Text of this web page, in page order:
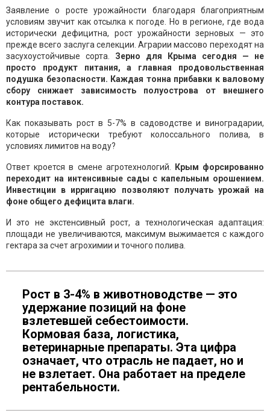
Заявление о росте урожайности благодаря благоприятным
условиям звучит как отсылка к погоде. Но в регионе, где вода
исторически дефицитна, рост урожайности зерновых — это
прежде всего заслуга селекции. Аграрии массово переходят на
засухоустойчивые сорта. Зерно для Крыма сегодня — не
просто продукт питания, а главная продовольственная
подушка безопасности. Каждая тонна прибавки к валовому
сбору снижает зависимость полуострова от внешнего
контура поставок.
Как показывать рост в 5-7% в садоводстве и виноградарии,
которые исторически требуют колоссального полива, в
условиях лимитов на воду?
Ответ кроется в смене агротехнологий.
Крым форсированно
переходит на интенсивные сады с капельным орошением.
Инвестиции в ирригацию позволяют получать урожай на
фоне общего дефицита влаги.
И это не экстенсивный рост, а технологическая адаптация:
площади не увеличиваются, максимум выжимается с каждого
гектара за счет агрохимии и точного полива.
Рост в 3-4% в животноводстве — это
удержание позиций на фоне
взлетевшей себестоимости.
Кормовая база, логистика,
ветеринарные препараты. Эта цифра
означает, что отрасль не падает, но и
не взлетает. Она работает на пределе
рентабельности.